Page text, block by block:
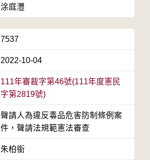
涂庭灃
7537
2022-10-04
111年審裁字第46號(111年度憲民
字第2819號)
聲請人為違反毒品危害防制條例案
件，聲請法規範憲法審查
朱柏銜